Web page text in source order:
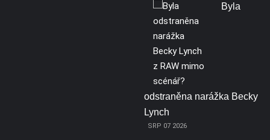
Byla
odstraněna narážka Becky
Lynch
SRP 07 2026